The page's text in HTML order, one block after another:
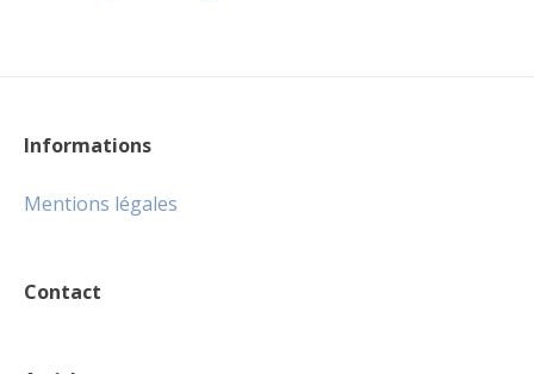
Informations
Mentions légales
Contact